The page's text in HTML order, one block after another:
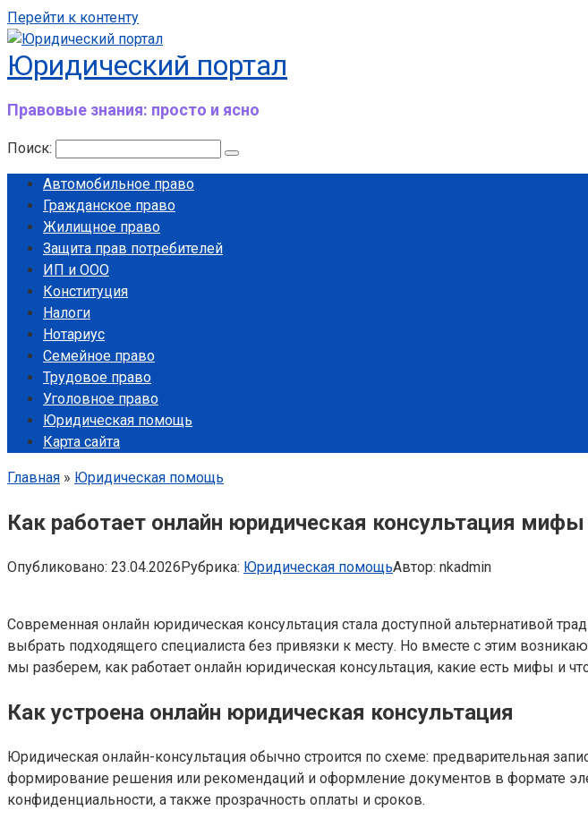
Перейти к контенту
Юридический портал
Правовые знания: просто и ясно
Поиск:
Автомобильное право
Гражданское право
Жилищное право
Защита прав потребителей
ИП и ООО
Конституция
Налоги
Нотариус
Семейное право
Трудовое право
Уголовное право
Юридическая помощь
Карта сайта
Главная » Юридическая помощь
Как работает онлайн юридическая консультация мифы
Опубликовано: 23.04.2026Рубрика: Юридическая помощьАвтор: nkadmin
Современная онлайн юридическая консультация стала доступной альтернативой
выбрать подходящего специалиста без привязки к месту. Но вместе с этим
мы разберем, как работает онлайн юридическая консультация, какие есть мифы и
Как устроена онлайн юридическая консультация
Юридическая онлайн-консультация обычно строится по схеме: предварительная
формирование решения или рекомендаций и оформление документов в формате
конфиденциальности, а также прозрачность оплаты и сроков.